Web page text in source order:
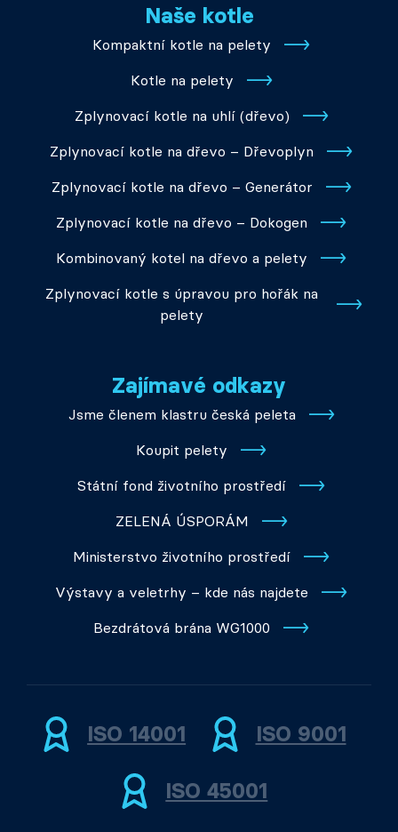
Naše kotle
Kompaktní kotle na pelety
Kotle na pelety
Zplynovací kotle na uhlí (dřevo)
Zplynovací kotle na dřevo – Dřevoplyn
Zplynovací kotle na dřevo – Generátor
Zplynovací kotle na dřevo – Dokogen
Kombinovaný kotel na dřevo a pelety
Zplynovací kotle s úpravou pro hořák na
pelety
Zajímavé odkazy
Jsme členem klastru česká peleta
Koupit pelety
Státní fond životního prostředí
ZELENÁ ÚSPORÁM
Ministerstvo životního prostředí
Výstavy a veletrhy – kde nás najdete
Bezdrátová brána WG1000
ISO 14001 ISO 9001
ISO 45001